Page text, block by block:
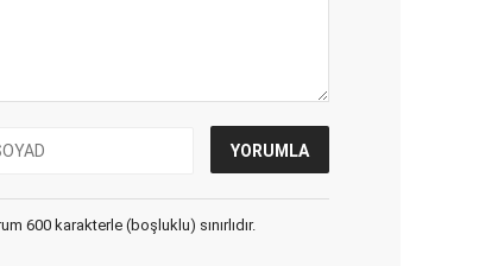
600 karakterle (boşluklu) sınırlıdır.